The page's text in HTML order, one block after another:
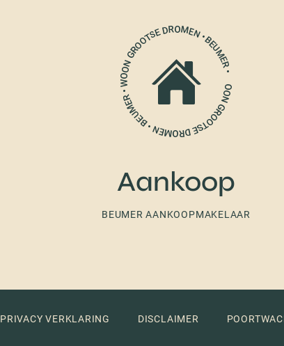
Aankoop
BEUMER AANKOOPMAKELAAR
PRIVACY VERKLARING DISCLAIMER